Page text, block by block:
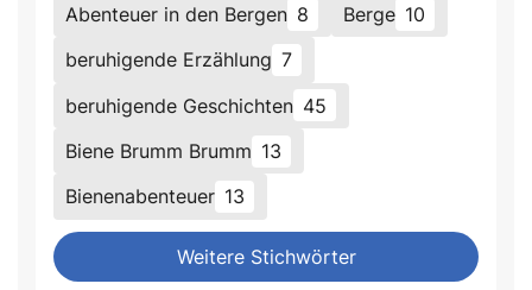
Abenteuer in den Bergen 8 Berge 10
beruhigende Erzählung 7
beruhigende Geschichten 45
Biene Brumm Brumm 13
Bienenabenteuer 13
Weitere Stichwörter